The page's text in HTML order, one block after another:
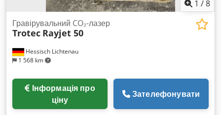
1 /8
Hessisch Lichtenau
1 568 km
Гравірувальний CO₂-лазер
Trotec Rayjet 50
ціну
Зателефонувати